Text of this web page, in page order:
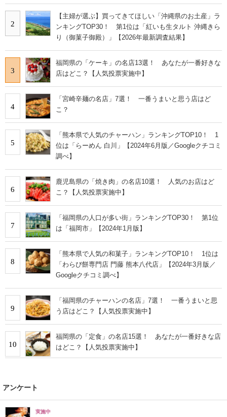
2
【主婦が選ぶ】買ってきてほしい「沖縄県のお土産」ラ
ンキングTOP30！ 第1位は「紅いも生タルト 沖縄きら
り（御菓子御殿）」【2026年最新調査結果】
3
福岡県の「ケーキ」の名店13選！ あなたが一番好きな
店はどこ？【人気投票実施中】
4
「宮崎辛麺の名店」7選！ 一番うまいと思う店はど
こ？
5
「熊本県で人気のチャーハン」ランキングTOP10！ 1
位は「らーめん 白川」【2024年6月版／Googleクチコミ
調べ】
6
鹿児島県の「焼き肉」の名店10選！ 人気のお店はど
こ？【人気投票実施中】
7
「福岡県の人口が多い街」ランキングTOP30！ 第1位
は「福岡市」【2024年1月版】
8
「熊本県で人気の和菓子」ランキングTOP10！ 1位は
「わらび餅専門店 門藤 熊本八代店」【2024年3月版／
Googleクチコミ調べ】
9
「福岡県のチャーハンの名店」7選！ 一番うまいと思
う店はどこ？【人気投票実施中】
10
福岡県の「定食」の名店15選！ あなたが一番好きな店
はどこ？【人気投票実施中】
アンケート
実施中